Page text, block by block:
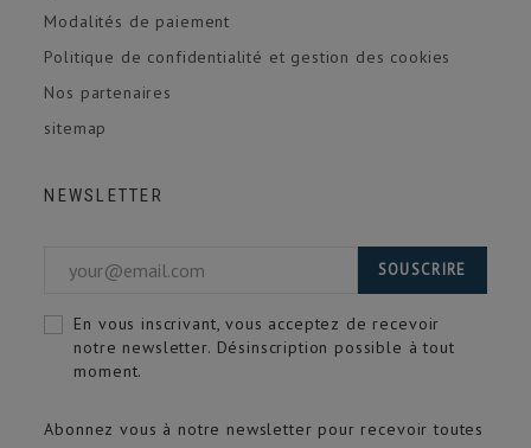
Modalités de paiement
Politique de confidentialité et gestion des cookies
Nos partenaires
sitemap
NEWSLETTER
Abonnez vous à notre newsletter pour recevoir toutes
SOUSCRIRE
En vous inscrivant, vous acceptez de recevoir
notre newsletter. Désinscription possible à tout
moment.